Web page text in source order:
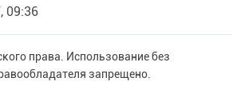
09:36
права. Использование без
запрещено.